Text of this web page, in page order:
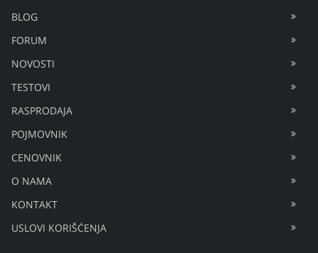
BLOG
FORUM
NOVOSTI
TESTOVI
RASPRODAJA
POJMOVNIK
CENOVNIK
O NAMA
KONTAKT
USLOVI KORIŠĆENJA